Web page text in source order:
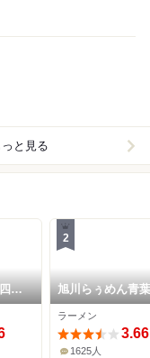
と見る
条
2
旭川らぅめん青
店
ラーメン
3.66
1625人